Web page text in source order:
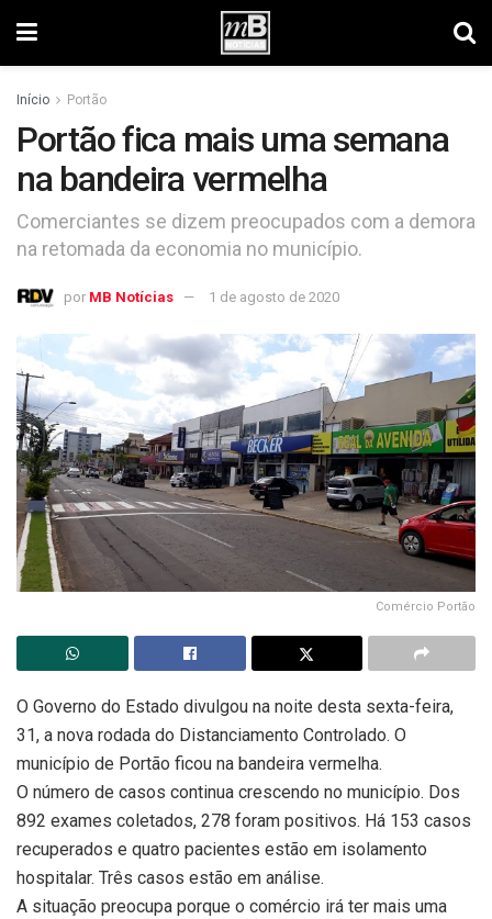
Início Portão
Portão fica mais uma semana
na bandeira vermelha
Comerciantes se dizem preocupados com a demora
na retomada da economia no município.
por MB Notícias 1 de agosto de 2020
Comércio Portão
O Governo do Estado divulgou na noite desta sexta-feira,
31, a nova rodada do Distanciamento Controlado. O
município de Portão ficou na bandeira vermelha.
O número de casos continua crescendo no município. Dos
892 exames coletados, 278 foram positivos. Há 153 casos
recuperados e quatro pacientes estão em isolamento
hospitalar. Três casos estão em análise.
A situação preocupa porque o comércio irá ter mais uma